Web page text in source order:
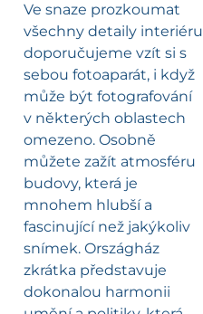
Ve snaze prozkoumat
všechny detaily interiéru
doporučujeme vzít si s
sebou fotoaparát, i když
může být fotografování
v některých oblastech
omezeno. Osobně
můžete zažít atmosféru
budovy, která je
mnohem hlubší a
fascinující než jakýkoliv
snímek. Országház
zkrátka představuje
dokonalou harmonii